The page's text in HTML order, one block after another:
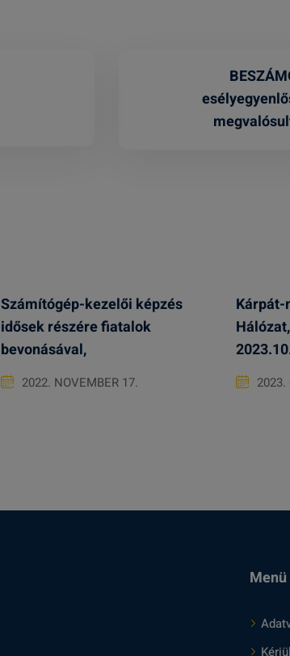
Számítógép-kezelői képzés
idősek részére fiatalok
bevonásával,
2022. NOVEMBER 17. 2023.
Menü